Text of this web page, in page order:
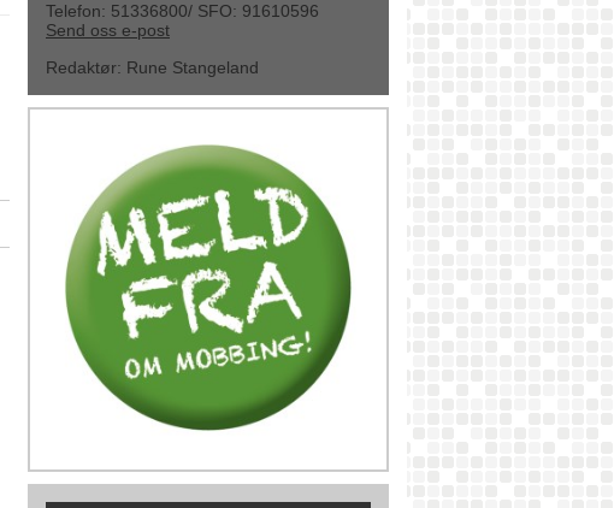
Telefon: 51336800/ SFO: 91610596
Send oss e-post
Redaktør: Rune Stangeland